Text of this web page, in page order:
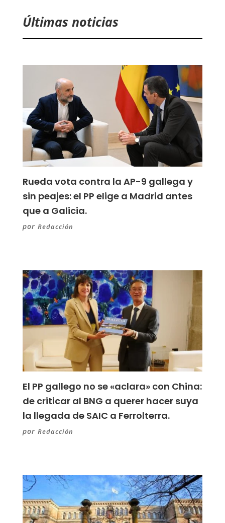
Últimas noticias
Rueda vota contra la AP-9 gallega y
sin peajes: el PP elige a Madrid antes
que a Galicia.
por Redacción
El PP gallego no se «aclara» con China:
de criticar al BNG a querer hacer suya
la llegada de SAIC a Ferrolterra.
por Redacción